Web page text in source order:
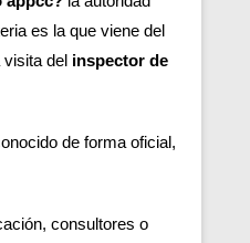
es la que viene del
visita del inspector de
de forma oficial,
consultores o